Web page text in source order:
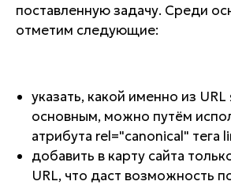
поставленную задачу. Среди
отметим следующие:
указать, какой именно из URL
основным, можно путём
атрибута rel="canonical" тега
добавить в карту сайта
URL, что даст возможность